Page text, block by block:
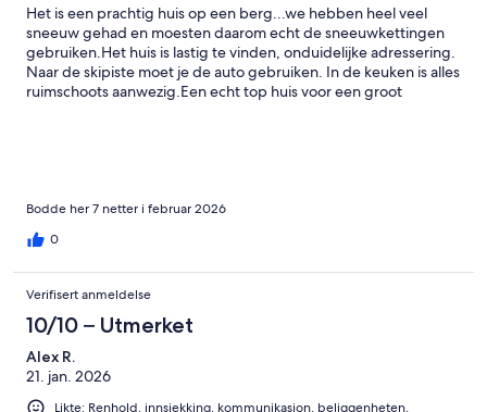
Het is een prachtig huis op een berg...we hebben heel veel
sneeuw gehad en moesten daarom echt de sneeuwkettingen
gebruiken.Het huis is lastig te vinden, onduidelijke adressering.
Naar de skipiste moet je de auto gebruiken. In de keuken is alles
ruimschoots aanwezig.Een echt top huis voor een groot
Bodde her 7 netter i februar 2026
0
Verifisert anmeldelse
10/10 – Utmerket
Alex R.
21. jan. 2026
Likte: Renhold, innsjekking, kommunikasjon, beliggenheten,